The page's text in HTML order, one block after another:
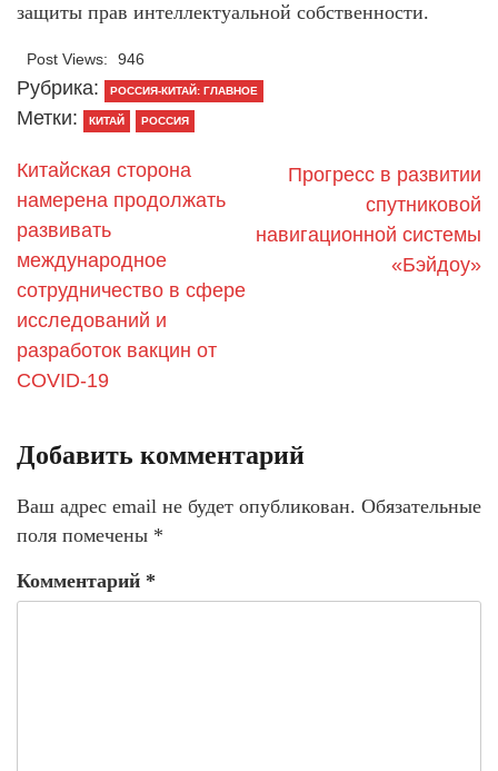
защиты прав интеллектуальной собственности.
Post Views: 946
Рубрика: РОССИЯ-КИТАЙ: ГЛАВНОЕ
Метки: КИТАЙ РОССИЯ
Китайская сторона
намерена продолжать
развивать
международное
сотрудничество в сфере
исследований и
разработок вакцин от
COVID-19
Прогресс в развитии
спутниковой
навигационной системы
«Бэйдоу»
Добавить комментарий
Ваш адрес email не будет опубликован. Обязательные
поля помечены *
Комментарий *